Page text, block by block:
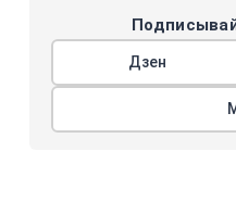
Дзен